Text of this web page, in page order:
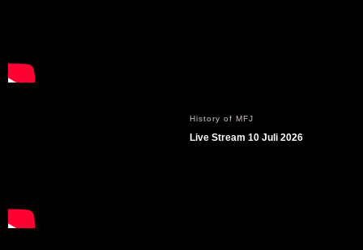
History of MFJ
Live Stream 10 Juli 2026